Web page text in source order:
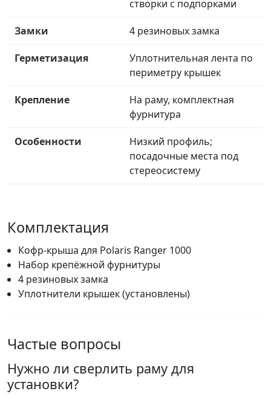
створки с подпорками
Замки 4 резиновых замка
Герметизация
Уплотнительная лента по
периметру крышек
Крепление
На раму, комплектная
фурнитура
Особенности
Низкий профиль;
посадочные места под
стереосистему
Комплектация
Кофр-крыша для Polaris Ranger 1000
Набор крепёжной фурнитуры
4 резиновых замка
Уплотнители крышек (установлены)
Частые вопросы
Нужно ли сверлить раму для
установки?